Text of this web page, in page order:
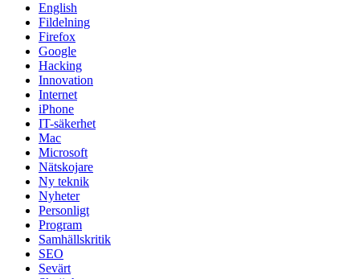
English
Fildelning
Firefox
Google
Hacking
Innovation
Internet
iPhone
IT-säkerhet
Mac
Microsoft
Nätskojare
Ny teknik
Nyheter
Personligt
Program
Samhällskritik
SEO
Sevärt